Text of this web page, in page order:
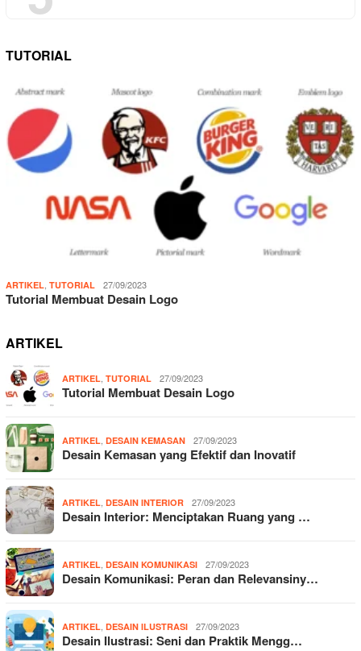
TUTORIAL
ARTIKEL TUTORIAL 27/09/2023
Tutorial Membuat Desain Logo
ARTIKEL
ARTIKEL TUTORIAL 27/09/2023
Tutorial Membuat Desain Logo
ARTIKEL DESAIN KEMASAN 27/09/2023
Desain Kemasan yang Efektif dan Inovatif
ARTIKEL DESAIN INTERIOR 27/09/2023
Desain Interior: Menciptakan Ruang yang …
ARTIKEL DESAIN KOMUNIKASI 27/09/2023
Desain Komunikasi: Peran dan Relevansiny…
ARTIKEL DESAIN ILUSTRASI 27/09/2023
Desain Ilustrasi: Seni dan Praktik Mengg…